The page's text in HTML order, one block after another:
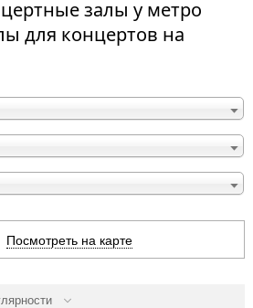
залы у метро
для концертов на
Посмотреть на карте